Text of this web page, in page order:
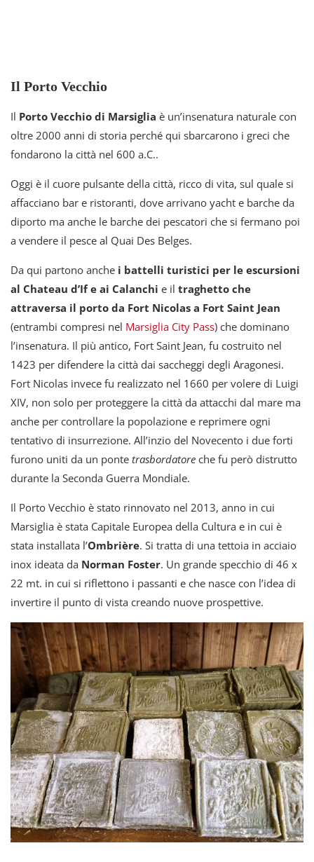
Il Porto Vecchio
Il Porto Vecchio di Marsiglia è un’insenatura naturale con
oltre 2000 anni di storia perché qui sbarcarono i greci che
fondarono la città nel 600 a.C..
Oggi è il cuore pulsante della città, ricco di vita, sul quale si
affacciano bar e ristoranti, dove arrivano yacht e barche da
diporto ma anche le barche dei pescatori che si fermano poi
a vendere il pesce al Quai Des Belges.
Da qui partono anche i battelli turistici per le escursioni
al Chateau d’If e ai Calanchi e il traghetto che
attraversa il porto da Fort Nicolas a Fort Saint Jean
(entrambi compresi nel Marsiglia City Pass) che dominano
l’insenatura. Il più antico, Fort Saint Jean, fu costruito nel
1423 per difendere la città dai saccheggi degli Aragonesi.
Fort Nicolas invece fu realizzato nel 1660 per volere di Luigi
XIV, non solo per proteggere la città da attacchi dal mare ma
anche per controllare la popolazione e reprimere ogni
tentativo di insurrezione. All’inzio del Novecento i due forti
furono uniti da un ponte trasbordatore che fu però distrutto
durante la Seconda Guerra Mondiale.
Il Porto Vecchio è stato rinnovato nel 2013, anno in cui
Marsiglia è stata Capitale Europea della Cultura e in cui è
stata installata l’Ombrière. Si tratta di una tettoia in acciaio
inox ideata da Norman Foster. Un grande specchio di 46 x
22 mt. in cui si riflettono i passanti e che nasce con l’idea di
invertire il punto di vista creando nuove prospettive.